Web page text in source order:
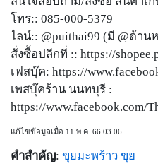
โทร:: 085-000-5379
ไลน์:: @puithai99 (มี @ด้าน
สั่งซื้อปลีกที่ :: https://
เฟสบุ๊ค: https://
เพสบุ๊คร้าน นนทบุรี :
https://www.facebook.com/
แก้ไขข้อมูลเมื่อ 11 พ.ค. 66 03:06
คำสำคัญ: ขุยมะพร้าว ขุย